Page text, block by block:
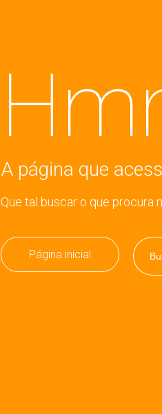
A página que
Que tal buscar o que procura
Página inicial